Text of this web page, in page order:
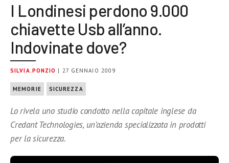
I Londinesi perdono 9.000
chiavette Usb all’anno.
Indovinate dove?
SILVIA.PONZIO | 27 GENNAIO 2009
MEMORIE SICUREZZA
Lo rivela uno studio condotto nella capitale inglese da
Credant Technologies, un’azienda specializzata in prodotti
per la sicurezza.